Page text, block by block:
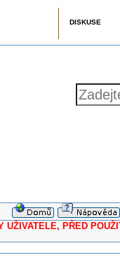
DISKUSE
PŘED